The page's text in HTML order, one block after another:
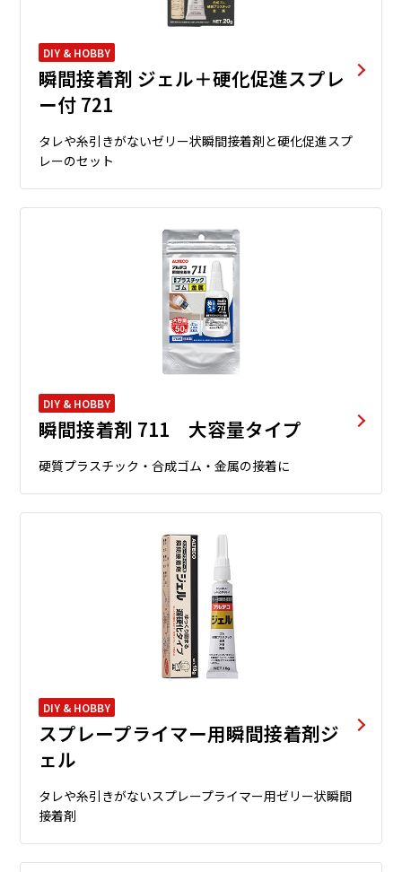
DIY & HOBBY
瞬間接着剤 ジェル＋硬化促進スプレ
ー付 721
タレや糸引きがないゼリー状瞬間接着剤と硬化促進スプ
レーのセット
DIY & HOBBY
瞬間接着剤 711 大容量タイプ
硬質プラスチック・合成ゴム・金属の接着に
DIY & HOBBY
スプレープライマー用瞬間接着剤ジ
ェル
タレや糸引きがないスプレープライマー用ゼリー状瞬間
接着剤